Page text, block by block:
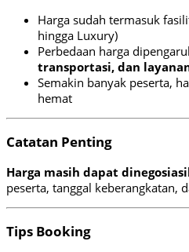
Harga sudah termasuk
hingga Luxury)
Perbedaan harga
transportasi, dan
Semakin banyak peserta,
hemat
Catatan Penting
Harga masih dapat
peserta, tanggal keberangkatan,
Tips Booking